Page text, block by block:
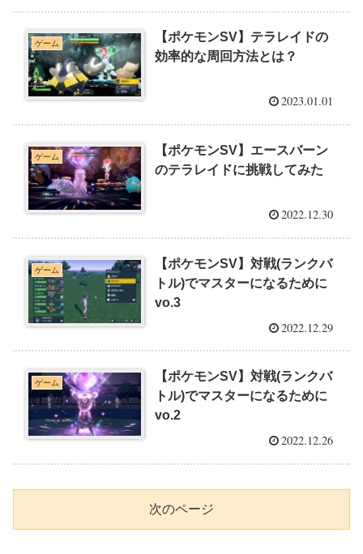
ゲーム
【ポケモンSV】テラレイドの
効率的な周回方法とは？
2023.01.01
ゲーム
【ポケモンSV】エースバーン
のテラレイドに挑戦してみた
2022.12.30
ゲーム
【ポケモンSV】対戦(ランクバ
トル)でマスターになるために
vo.3
2022.12.29
ゲーム
【ポケモンSV】対戦(ランクバ
トル)でマスターになるために
vo.2
2022.12.26
次のページ